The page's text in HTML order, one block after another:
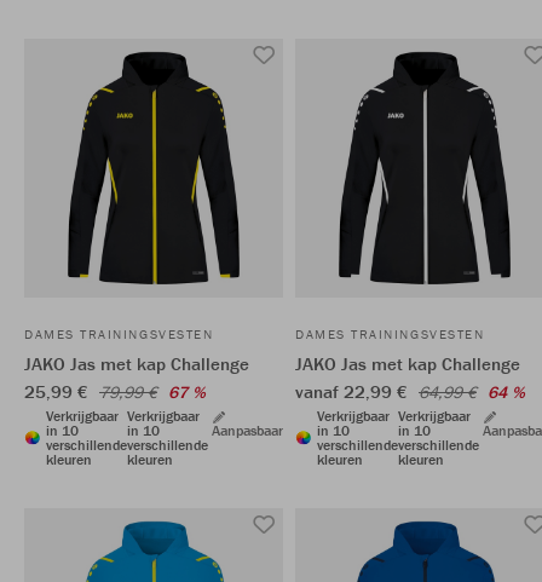
DAMES TRAININGSVESTEN
JAKO Jas met kap Challenge
25,99 € 79,99 € 67 %
Verkrijgbaar
in 10
verschillende
kleuren
Verkrijgbaar
in 10
verschillende
kleuren
Aanpasbaar
DAMES TRAININGSVESTEN
JAKO Jas met kap Challenge
vanaf 22,99 € 64,99 € 64 %
Verkrijgbaar
in 10
verschillende
kleuren
Verkrijgbaar
in 10
verschillende
kleuren